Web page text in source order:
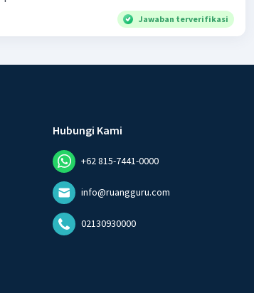
Jawaban terverifikasi
Hubungi Kami
+62 815-7441-0000
info@ruangguru.com
02130930000